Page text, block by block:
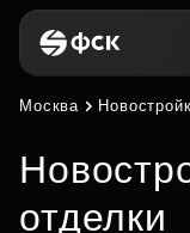
Москва
отделки